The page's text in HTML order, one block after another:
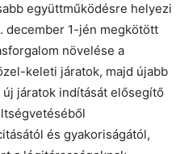
együttműködésre helyezi
december 1-jén megkötött
növelése a
keleti járatok, majd újabb
járatok indítását elősegítő
és gyakoriságától,